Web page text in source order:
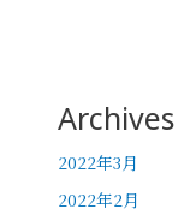
Archives
2022年3月
2022年2月